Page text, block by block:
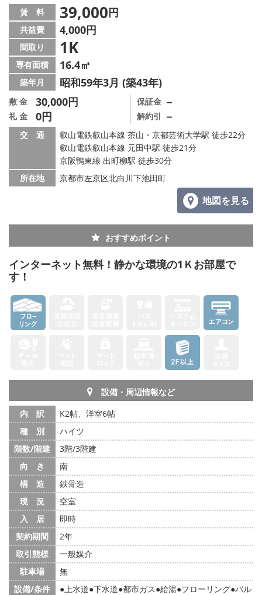
スタッフ紹介
賃貸管理の北白川店
店舗情報·アクセス
会社概要
メールでお問い合わせ
賃 料 39,000円
共益費 4,000円
間取り 1K
専有面積 16.4㎡
築年月 昭和59年3月 (築43年)
敷 金 30,000円
礼 金 0円
保証金 －
解約引 －
交 通
叡山電鉄叡山本線 茶山・京都芸術大学駅 徒歩22分
叡山電鉄叡山本線 元田中駅 徒歩21分
京阪鴨東線 出町柳駅 徒歩30分
所在地
京都市左京区北白川下池田町
地図を見る
おすすめポイント
インターネット無料！静かな環境の1Ｋお部屋で
す！
設備・周辺情報など
内 訳
K2帖、洋室6帖
種 別
ハイツ
階数/階建
3階/3階建
向 き
南
構 造
鉄骨造
現 況
空室
入 居
即時
契約期間
2年
取引態様
一般媒介
駐車場
無
設備/条件
上水道 下水道 都市ガス 給湯 フローリング バル